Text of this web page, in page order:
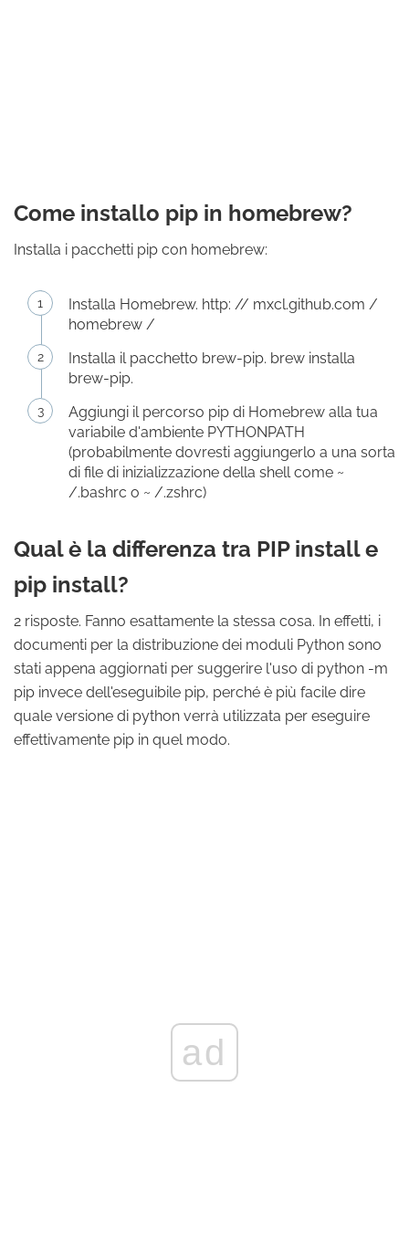
Come installo pip in homebrew?
Installa i pacchetti pip con homebrew:
Installa Homebrew. http: // mxcl.github.com /
homebrew /
Installa il pacchetto brew-pip. brew installa
brew-pip.
Aggiungi il percorso pip di Homebrew alla tua
variabile d'ambiente PYTHONPATH
(probabilmente dovresti aggiungerlo a una sorta
di file di inizializzazione della shell come ~
/.bashrc o ~ /.zshrc)
Qual è la differenza tra PIP install e
pip install?
2 risposte. Fanno esattamente la stessa cosa. In effetti, i
documenti per la distribuzione dei moduli Python sono
stati appena aggiornati per suggerire l'uso di python -m
pip invece dell'eseguibile pip, perché è più facile dire
quale versione di python verrà utilizzata per eseguire
effettivamente pip in quel modo.
ad